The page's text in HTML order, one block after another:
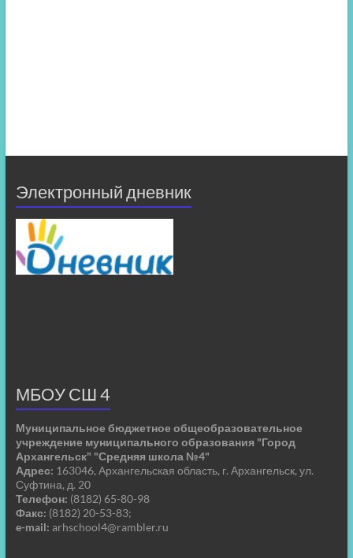
Электронный дневник
МБОУ СШ 4
Муниципальное бюджетное общеобразовательное
учреждение муниципального образования "Город
Архангельск" "Средняя школа №4"
Адрес: 163046, Архангельская область, г. Архангельск, ул.
Суфтина, д. 20
Телефон: (8182) 65-80-98
Факс: (8182) 20-53-83;
e-mail: arhschool4@rambler.ru